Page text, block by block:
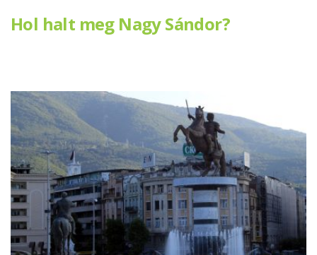
Hol halt meg Nagy Sándor?